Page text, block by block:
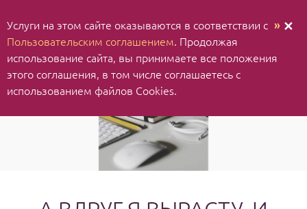
Услуги на этом сайте оказываются в соответствии с »
Пользовательским соглашением. Продолжая
использование cайта, вы принимаете все положения
этого соглашения, в том числе соглашаетесь с
использованием файлов Cookies.
✕